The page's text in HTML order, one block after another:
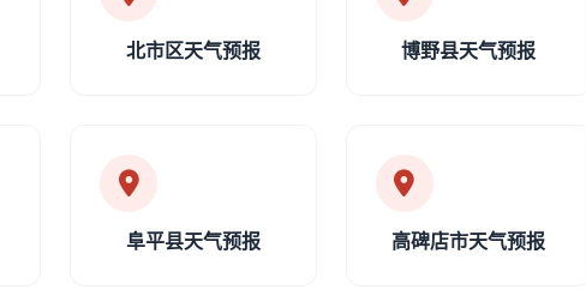
北市区天气预报 博野县天气预报
阜平县天气预报 高碑店市天气预报